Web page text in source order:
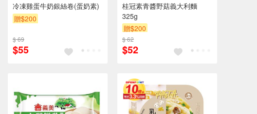
冷凍雞蛋牛奶銀絲卷(蛋奶素)
贈$200
$ 69
$55
桂冠素青醬野菇義大利麵
325g
贈$200
$ 62
$52